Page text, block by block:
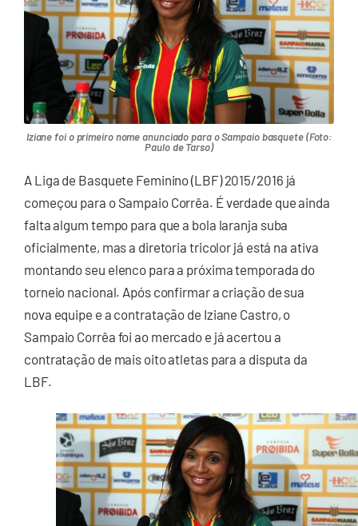
Iziane foi o primeiro nome anunciado para o Sampaio basquete (Foto:
Paulo de Tarso)
A Liga de Basquete Feminino (LBF) 2015/2016 já
começou para o Sampaio Corrêa. É verdade que ainda
falta algum tempo para que a bola laranja suba
oficialmente, mas a diretoria tricolor já está na ativa
montando seu elenco para a próxima temporada do
torneio nacional. Após confirmar a criação de sua
nova equipe e a contratação de Iziane Castro, o
Sampaio Corrêa foi ao mercado e já acertou a
contratação de mais oito atletas para a disputa da
LBF.